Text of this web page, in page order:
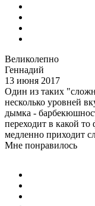
Великолепно
Геннадий
13 июня 2017
Один из таких
несколько уровней
дымка -
переходит в какой
медленно приходит
Мне понравилось